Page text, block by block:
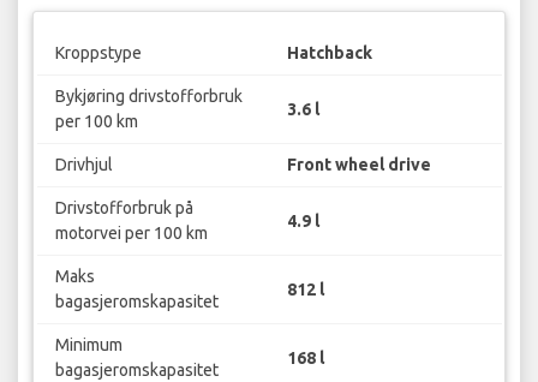
Kroppstype Hatchback
Bykjøring drivstofforbruk
per 100 km
3.6 l
Drivhjul Front wheel drive
Drivstofforbruk på
motorvei per 100 km
4.9 l
Maks
bagasjeromskapasitet
812 l
Minimum
bagasjeromskapasitet
168 l